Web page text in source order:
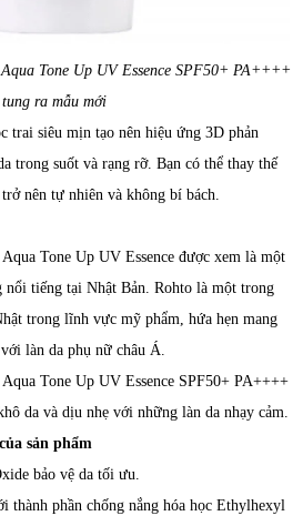
Tone Up UV Essence SPF50+ PA++++
tung ra mẫu mới
trai siêu mịn tạo nên hiệu ứng 3D phản
trong suốt và rạng rỡ. Bạn có thể thay thế
nên tự nhiên và không bí bách.
Tone Up UV Essence được xem là một
nổi tiếng tại Nhật Bản. Rohto là một trong
trong lĩnh vực mỹ phẩm, hứa hẹn mang
làn da phụ nữ châu Á.
Tone Up UV Essence SPF50+ PA++++
da và dịu nhẹ với những làn da nhạy cảm.
sản phẩm
bảo vệ da tối ưu.
thành phần chống nắng hóa học Ethylhexyl